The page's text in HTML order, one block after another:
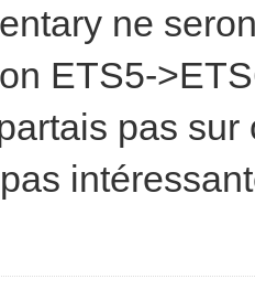
ne
ETS5-
pas